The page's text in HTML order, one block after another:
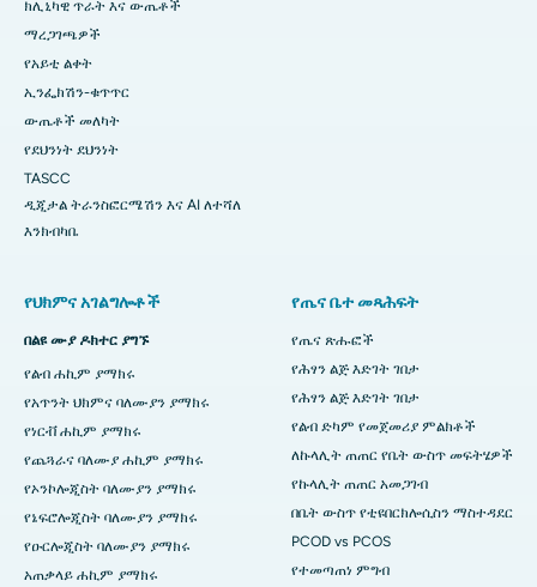
ክሊኒካዊ ጥራት እና ውጤቶች
ማረጋገጫዎች
የአይቲ ልቀት
ኢንፌክሽን-ቁጥጥር
ውጤቶች መለካት
የደህንነት ደህንነት
TASCC
ዲጂታል ትራንስፎርሜሽን እና AI ለተሻለ
እንክብካቤ
የህክምና አገልግሎቶች
በልዩ ሙያ ዶክተር ያግኙ
የልብ ሐኪም ያማክሩ
የአጥንት ህክምና ባለሙያን ያማክሩ
የነርቭ ሐኪም ያማክሩ
የጨጓራና ባለሙያ ሐኪም ያማክሩ
የኦንኮሎጂስት ባለሙያን ያማክሩ
የኔፍሮሎጂስት ባለሙያን ያማክሩ
የዑርሎጂስት ባለሙያን ያማክሩ
አጠቃላይ ሐኪም ያማክሩ
የጤና ቤተ መጻሕፍት
የጤና ጽሑፎች
የሕፃን ልጅ እድገት ገበታ
የሕፃን ልጅ እድገት ገበታ
የልብ ድካም የመጀመሪያ ምልክቶች
ለኩላሊት ጠጠር የቤት ውስጥ መፍትሄዎች
የኩላሊት ጠጠር አመጋገብ
በቤት ውስጥ የቲዩበርክሎሲስን ማስተዳደር
PCOD vs PCOS
የተመጣጠነ ምግብ